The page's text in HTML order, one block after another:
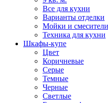
Все для кухни
Варианты отделки
Мойки и смесители
Техника для кухни
Шкафы-купе
Цвет
Коричневые
Серые
Темные
Черные
Светлые